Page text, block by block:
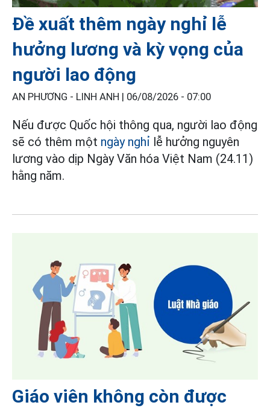
Đề xuất thêm ngày nghỉ lễ
hưởng lương và kỳ vọng của
người lao động
AN PHƯƠNG - LINH ANH | 06/08/2026 - 07:00
Nếu được Quốc hội thông qua, người lao động
sẽ có thêm một ngày nghỉ lễ hưởng nguyên
lương vào dịp Ngày Văn hóa Việt Nam (24.11)
hằng năm.
Giáo viên không còn được